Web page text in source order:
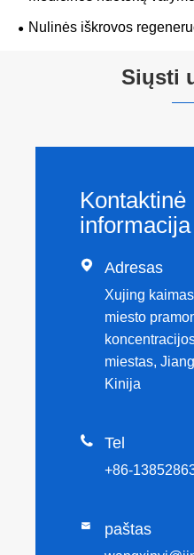
Nulinės iškrovos
Siųsti
Kontaktinė
informacija
 Adresas
Xujing
miesto
miestas,
Kinija
 Tel
+86-
 paštas